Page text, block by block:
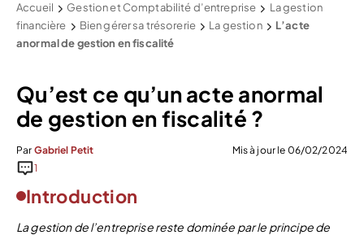
Accueil Gestion et Comptabilité d’entreprise
La gestion
financière
Bien gérer sa trésorerie La gestion
L’acte
anormal de gestion en fiscalité
Qu’est ce qu’un acte anormal
de gestion en fiscalité ?
Par Gabriel Petit
Mis à jour le 06/02/2024
1
Introduction
La gestion de l’entreprise reste dominée par le principe de